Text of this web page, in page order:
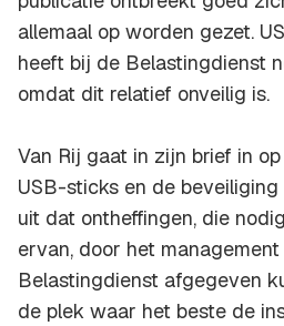
allemaal op worden gezet.
heeft bij de Belastingdienst
omdat dit relatief onveilig is.
Van Rij gaat in zijn brief in
USB-sticks en de
uit dat ontheffingen, die
ervan, door het
Belastingdienst afgegeven
de plek waar het beste de